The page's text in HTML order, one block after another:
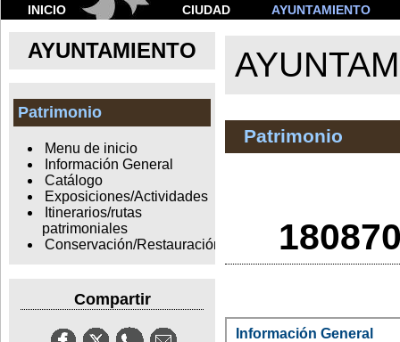
INICIO CIUDAD AYUNTAMIENTO
AYUNTAMIENTO
Patrimonio
Menu de inicio
Información General
Catálogo
Exposiciones/Actividades
Itinerarios/rutas
patrimoniales
Conservación/Restauración
Compartir
Patrimonio
Información General